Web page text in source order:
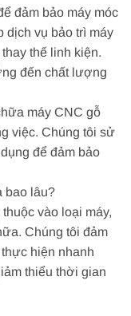
đảm bảo máy móc
dịch vụ bảo trì máy
thế linh kiện.
đến chất lượng
máy CNC gỗ
việc. Chúng tôi sử
để đảm bảo
bao lâu?
vào loại máy,
Chúng tôi đảm
hiện nhanh
thiểu thời gian